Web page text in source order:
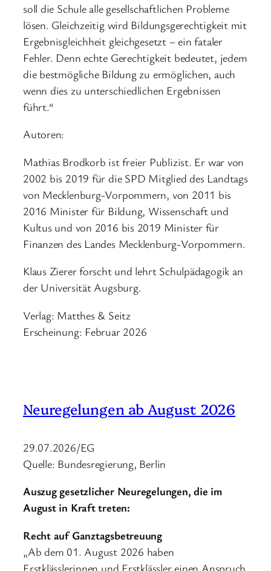
soll die Schule alle gesellschaftlichen Probleme
lösen. Gleichzeitig wird Bildungsgerechtigkeit mit
Ergebnisgleichheit gleichgesetzt – ein fataler
Fehler. Denn echte Gerechtigkeit bedeutet, jedem
die bestmögliche Bildung zu ermöglichen, auch
wenn dies zu unterschiedlichen Ergebnissen
führt.“
Autoren:
Mathias Brodkorb ist freier Publizist. Er war von
2002 bis 2019 für die SPD Mitglied des Landtags
von Mecklenburg-Vorpommern, von 2011 bis
2016 Minister für Bildung, Wissenschaft und
Kultus und von 2016 bis 2019 Minister für
Finanzen des Landes Mecklenburg-Vorpommern.
Klaus Zierer forscht und lehrt Schulpädagogik an
der Universität Augsburg.
Verlag: Matthes & Seitz
Erscheinung: Februar 2026
Neuregelungen ab August 2026
29.07.2026/EG
Quelle: Bundesregierung, Berlin
Auszug gesetzlicher Neuregelungen, die im
August in Kraft treten:
Recht auf Ganztagsbetreuung
„Ab dem 01. August 2026 haben
Erstklässlerinnen und Erstklässler einen Anspruch